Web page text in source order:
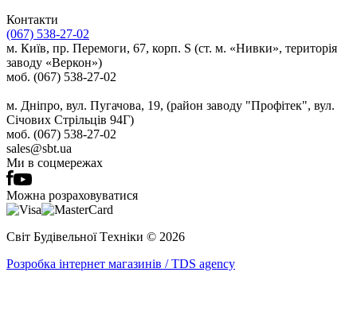
Контакти
(067) 538-27-02
м. Київ, пр. Перемоги, 67, корп. S (ст. м. «Нивки», територія
заводу «Веркон»)
моб. (067) 538-27-02
м. Дніпро, вул. Пугачова, 19, (район заводу "Профітек", вул.
Січових Стрільців 94Г)
моб. (067) 538-27-02
sales@sbt.ua
Ми в соцмережах
Можна розраховуватися
Світ Будівельної Tехніки © 2026
Розробка інтернет магазинів / TDS agency